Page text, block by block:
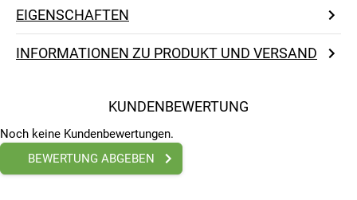
EIGENSCHAFTEN
INFORMATIONEN ZU PRODUKT UND VERSAND
KUNDENBEWERTUNG
Noch keine Kundenbewertungen.
BEWERTUNG ABGEBEN